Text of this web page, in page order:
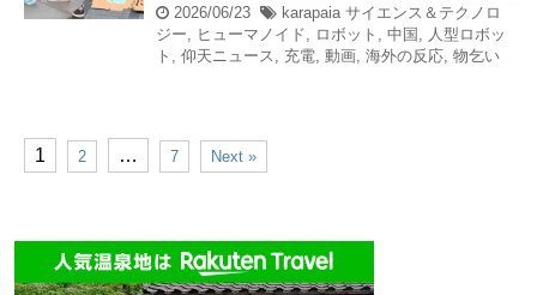
2026/06/23 karapaia サイエンス＆テクノロ
ジー, ヒューマノイド, ロボット , 中国 , 人型ロボッ
ト , 仰天ニュース , 充電, 動画, 海外の反応, 物乞い
1 2 … 7 Next »